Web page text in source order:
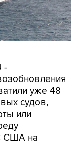
-
уже 48
судов,
или
США на